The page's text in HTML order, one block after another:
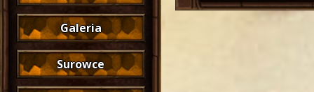
Galeria
Surowce